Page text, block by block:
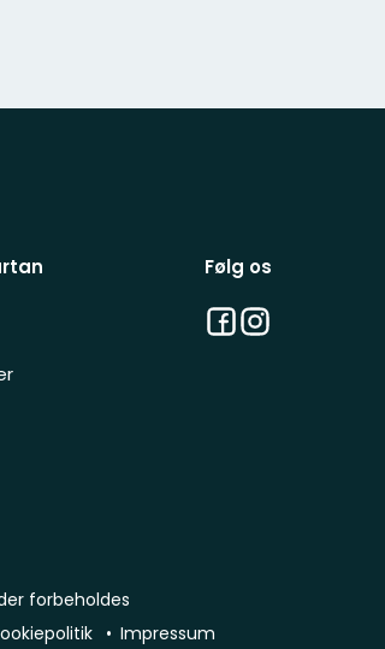
Følg os
Facebook
Instagram
forbeholdes
Impressum